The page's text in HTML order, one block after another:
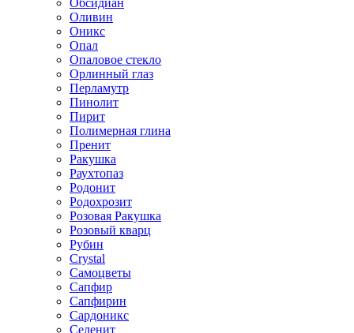
Обсидиан
Оливин
Оникс
Опал
Опаловое стекло
Орлинный глаз
Перламутр
Пинолит
Пирит
Полимерная глина
Пренит
Ракушка
Раухтопаз
Родонит
Родохрозит
Розовая Ракушка
Розовый кварц
Рубин
Сrystal
Самоцветы
Сапфир
Сапфирин
Сардоникс
Селенит